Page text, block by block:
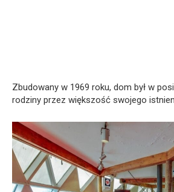
Zbudowany w 1969 roku, dom był w
rodziny przez większość swojego